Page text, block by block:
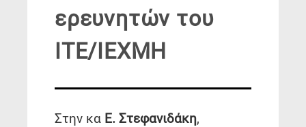
ερευνητών του
ΙΤΕ/ΙΕΧΜΗ
Στην κα Ε. Στεφανιδάκη,